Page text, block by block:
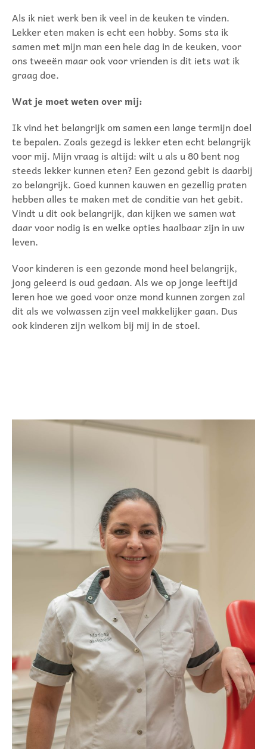
Als ik niet werk ben ik veel in de keuken te vinden.
Lekker eten maken is echt een hobby. Soms sta ik
samen met mijn man een hele dag in de keuken, voor
ons tweeën maar ook voor vrienden is dit iets wat ik
graag doe.
Wat je moet weten over mij:
Ik vind het belangrijk om samen een lange termijn doel
te bepalen. Zoals gezegd is lekker eten echt belangrijk
voor mij. Mijn vraag is altijd: wilt u als u 80 bent nog
steeds lekker kunnen eten? Een gezond gebit is daarbij
zo belangrijk. Goed kunnen kauwen en gezellig praten
hebben alles te maken met de conditie van het gebit.
Vindt u dit ook belangrijk, dan kijken we samen wat
daar voor nodig is en welke opties haalbaar zijn in uw
leven.
Voor kinderen is een gezonde mond heel belangrijk,
jong geleerd is oud gedaan. Als we op jonge leeftijd
leren hoe we goed voor onze mond kunnen zorgen zal
dit als we volwassen zijn veel makkelijker gaan. Dus
ook kinderen zijn welkom bij mij in de stoel.